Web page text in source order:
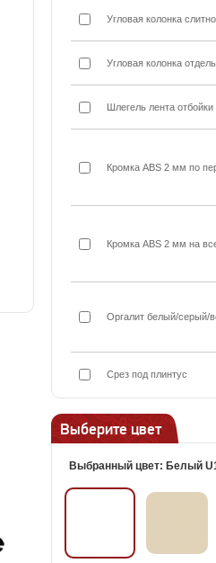
Угловая колонка
Угловая колонка
Шлегель лента
Кромка ABS 2 мм по
Кромка ABS 2 мм на
Оргалит белый/серый/
Срез под плинтус
Выберите цвет
Выбранный цвет: Белый